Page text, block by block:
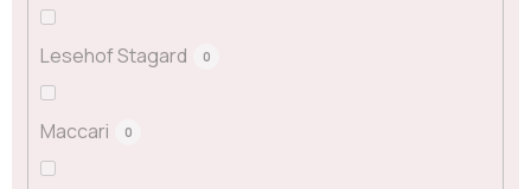
Lesehof Stagard 0
Maccari 0